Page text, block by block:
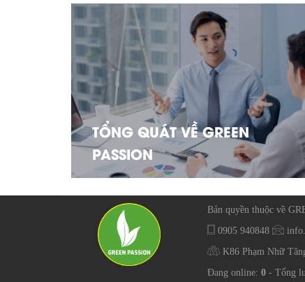
TỔNG QUÁT VỀ GREEN
PASSION
Bản quyền thuộc về
0905 940848
K86 Phạm Nhữ
Đang online: 0 - Tổng